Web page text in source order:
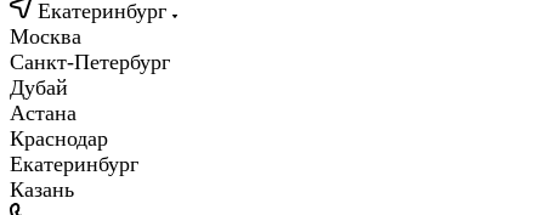
Екатеринбург
Москва
Санкт-Петербург
Дубай
Астана
Краснодар
Екатеринбург
Казань